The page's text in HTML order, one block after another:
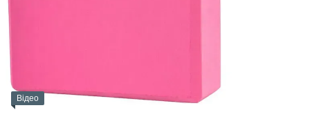
Відео